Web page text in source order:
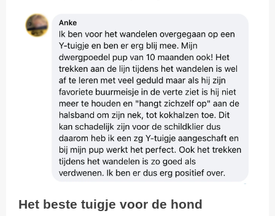
Het beste tuigje voor de hond